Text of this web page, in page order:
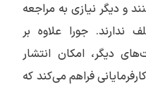
و دیگر نیازی به مراجعه
جورا علاوه بر
دیگر، امکان انتشار
فراهم می‌کند که